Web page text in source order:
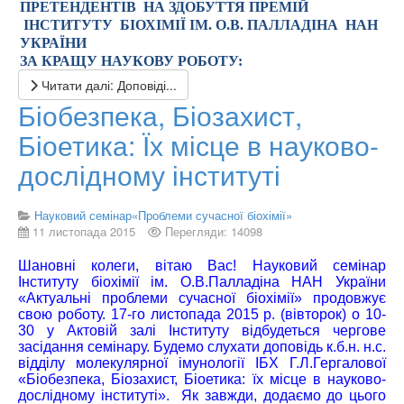
ПРЕТЕНДЕНТІВ НА ЗДОБУТТЯ ПРЕМІЙ
ІНСТИТУТУ БІОХІМІЇ ІМ. О.В. ПАЛЛАДІНА НАН
УКРАЇНИ
ЗА КРАЩУ НАУКОВУ РОБОТУ:
Читати далі: Доповіді...
Біобезпека, Біозахист,
Біоетика: Їх місце в науково-
дослідному інституті
Науковий семінар«Проблеми сучасної біохімії»
11 листопада 2015
Перегляди: 14098
Шановні колеги, вітаю Вас! Науковий семінар
Інституту біохімії ім. О.В.Палладіна НАН України
«Актуальні проблеми сучасної біохімії» продовжує
свою роботу. 17-го листопада 2015 р. (вівторок) о 10-
30 у Актовій залі Інституту відбудеться чергове
засідання семінару. Будемо слухати доповідь к.б.н. н.с.
відділу молекулярної імунології ІБХ Г.Л.Гергалової
«Біобезпека, Біозахист, Біоетика: їх місце в науково-
дослідному інституті». Як завжди, додаємо до цього